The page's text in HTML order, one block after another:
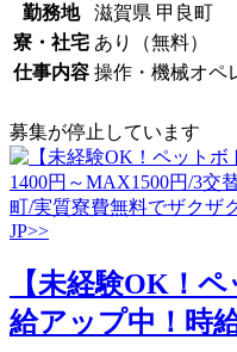
勤務地
滋賀県 甲良町
寮・社宅 あり（無料）
仕事内容 操作・機械オペ
募集が停止しています
【未経験OK！
給アップ中！時